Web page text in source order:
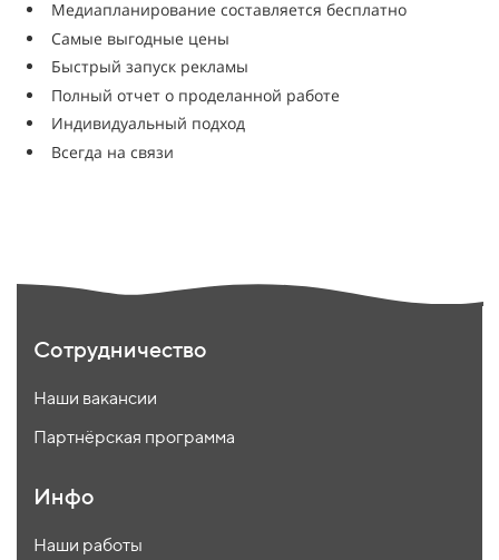
Медиапланирование составляется бесплатно
Самые выгодные цены
Быстрый запуск рекламы
Полный отчет о проделанной работе
Индивидуальный подход
Всегда на связи
Сотрудничество
Наши вакансии
Партнёрская программа
Инфо
Наши работы